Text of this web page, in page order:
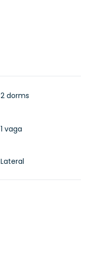
2 dorms
1 vaga
Lateral